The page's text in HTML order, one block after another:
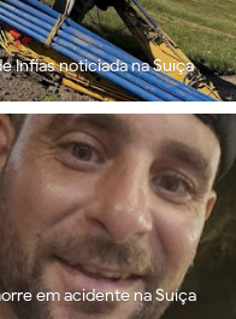
Infias noticiada na Suíça
em acidente na Suíça